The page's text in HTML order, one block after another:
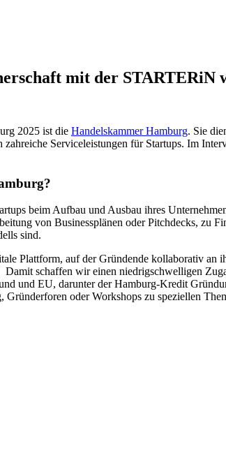
mit der STARTERiN
2025 ist die Handelskammer Hamburg. Sie
Serviceleistungen für Startups. Im
beim Aufbau und Ausbau ihres
von Businessplänen oder Pitchdecks, zu
sind.
Plattform, auf der Gründende kollaborativ an
schaffen wir einen niedrigschwelligen
und EU, darunter der Hamburg-Kredit
oder Workshops zu speziellen